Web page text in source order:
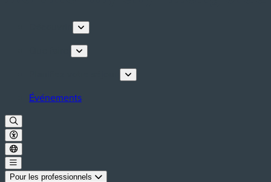
Événements
Pour les professionnels